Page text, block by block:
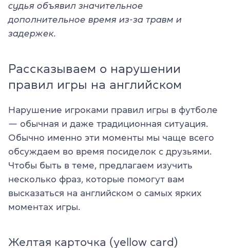
судья объявил значительное
дополнительное время из-за травм и
задержек.
Рассказываем о нарушении
правил игры на английском
Нарушение игроками правил игры в футболе
— обычная и даже традиционная ситуация.
Обычно именно эти моменты мы чаще всего
обсуждаем во время посиделок с друзьями.
Чтобы быть в теме, предлагаем изучить
несколько фраз, которые помогут вам
высказаться на английском о самых ярких
моментах игры.
Желтая карточка (yellow card)